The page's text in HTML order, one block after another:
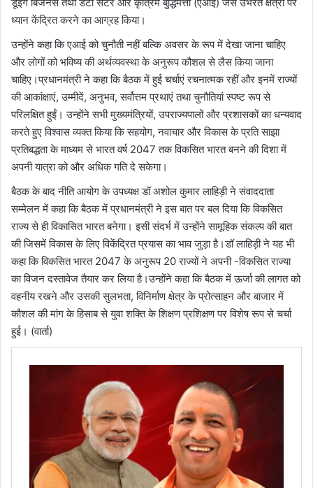
ध्यान केंद्रित करने का आग्रह किया।
उन्होंने कहा कि एआई को चुनौती नहीं बल्कि अवसर के रूप में देखा जाना चाहिए
और लोगों को भविष्य की अर्थव्यवस्था के अनुरूप कौशल से लैस किया जाना
चाहिए।प्रधानमंत्री ने कहा कि बैठक में हुई चर्चाएं रचनात्मक रहीं और इनमें राज्यों
की आकांक्षाएं, उम्मीदें, अनुभव, सर्वोत्तम प्रथाएं तथा चुनौतियां स्पष्ट रूप से
परिलक्षित हुईं। उन्होंने सभी मुख्यमंत्रियों, उपराज्यपालों और प्रशासकों का धन्यवाद
करते हुए विश्वास व्यक्त किया कि सहयोग, नवाचार और विकास के प्रति साझा
प्रतिबद्धता के माध्यम से भारत वर्ष 2047 तक विकसित भारत बनने की दिशा में
अपनी यात्रा को और अधिक गति दे सकेगा।
बैठक के बाद नीति आयोग के उपध्यक्ष डॉ अशोल कुमार लाहिड़ी ने संवाददाता
सम्मेलन में कहा कि बैठक में प्रधानमंत्री ने इस बात पर बल दिया कि विकसित
राज्य से ही विकासित भारत बनेगा। इसी संदर्भ में उन्होंने सामूहिक संकल्प की बात
की जिसमें विकास के लिए विकेंद्रित प्रयास का भाव जुड़ा है।डॉ लाहिड़ी ने यह भी
कहा कि विकसित भारत 2047 के अनुरूप 20 राज्यों ने अपनी -विकसित राज्या
का विजन दस्तावेज तैयार कर लिया है।उन्होंने कहा कि बैठक में ऊर्जा की लागत को
वहनीय रखने और उसकी सुलभता, विनिर्माण क्षेत्र के प्रोत्साहन और बाजार में
कौशल की मांग के हिसाब से युवा शक्ति के शिक्षण प्रशिक्षण पर विशेष रूप से चर्चा
हुई। (वार्ता)